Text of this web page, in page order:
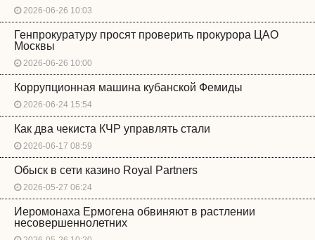
2026-06-26 10:03
Генпрокуратуру просят проверить прокурора ЦАО
Москвы
2026-06-26 10:00
Коррупционная машина кубанской Фемиды
2026-06-24 15:54
Как два чекиста КЧР управлять стали
2026-06-17 08:59
Обыск в сети казино Royal Partners
2026-05-27 06:24
Иеромонаха Ермогена обвиняют в растлении
несовершеннолетних